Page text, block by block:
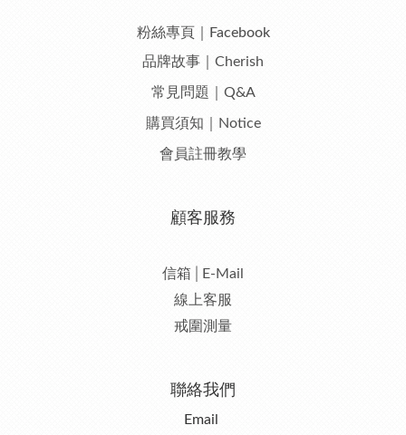
粉絲專頁｜Facebook
品牌故事｜Cherish
常見問題｜Q&A
購買須知｜Notice
會員註冊教學
顧客服務
信箱│E-Mail
線上客服
戒圍測量
聯絡我們
Email